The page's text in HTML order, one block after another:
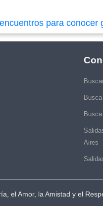
para conocer
Aires
el Amor, la Amistad y el